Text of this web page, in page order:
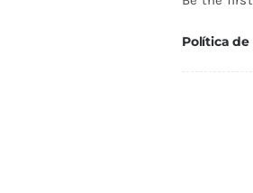
Política de